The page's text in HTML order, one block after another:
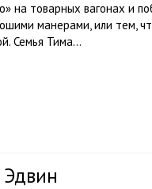
на товарных вагонах и
манерами, или тем,
Семья Тима...